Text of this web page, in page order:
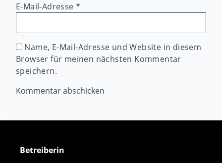
E-Mail-Adresse*
Name, E-Mail-Adresse und Website in diesem
Browser für meinen nächsten Kommentar
speichern.
Betreiberin